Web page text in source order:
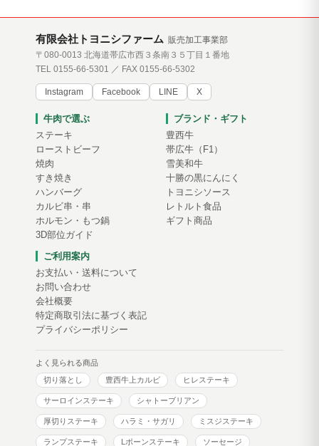
有限会社トヨニシファーム 販売加工事業部
〒080-0013 北海道帯広市西３条南３５丁目１番地
TEL 0155-66-5301 ／ FAX 0155-66-5302
Instagram Facebook LINE X
牛肉で選ぶ
ステーキ
ローストビーフ
焼肉
すき焼き
ハンバーグ
カルビ串・串
ホルモン・もつ鍋
3D部位ガイド
ブランド・ギフト
豊西牛
帯広牛（F1）
雪美和牛
十勝の黒にんにく
トヨニシソース
レトルト食品
ギフト商品
ご利用案内
お支払い・送料について
お問い合わせ
会社概要
特定商取引法に基づく表記
プライバシーポリシー
よく見られる商品
切り落とし
豊西牛上カルビ ヒレステーキ
サーロインステーキ シャトーブリアン
厚切りステーキ ハラミ・サガリ ミスジステーキ
ランプステーキ Lボーンステーキ ソーセージ